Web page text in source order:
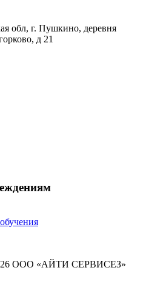
обл, г. Пушкино, деревня
д 21
ООО «АЙТИ СЕРВИСЕЗ»